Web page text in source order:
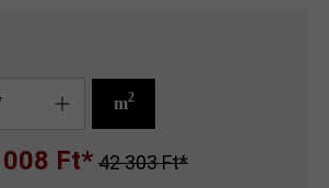
m2
Ft* 42 303 Ft*